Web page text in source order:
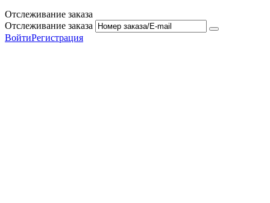
Отслеживание заказа
Отслеживание заказа
ВойтиРегистрация